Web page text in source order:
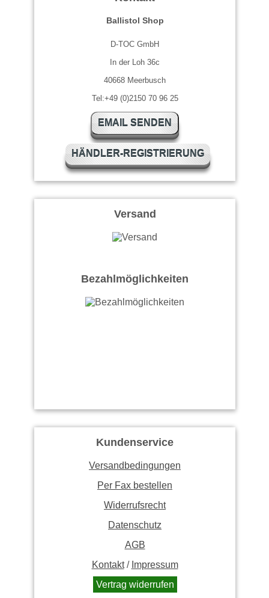
Ballistol Shop
D-TOC GmbH
In der Loh 36c
40668 Meerbusch
Tel:+49 (0)2150 70 96 25
EMAIL SENDEN
HÄNDLER-REGISTRIERUNG
Versand
Bezahlmöglichkeiten
Kundenservice
Versandbedingungen
Per Fax bestellen
Widerrufsrecht
Datenschutz
AGB
Kontakt/ Impressum
Vertrag widerrufen